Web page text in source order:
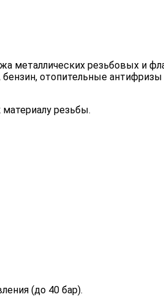
металлических резьбовых и
отопительные антифризы
резьбы.
(до 40 бар).